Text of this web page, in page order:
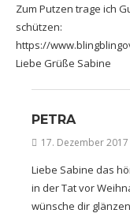
Zum Putzen trage ich
schützen:
https://
Liebe Grüße Sabine
PETRA
17. Dezember
Liebe Sabine das
in der Tat vor
wünsche dir